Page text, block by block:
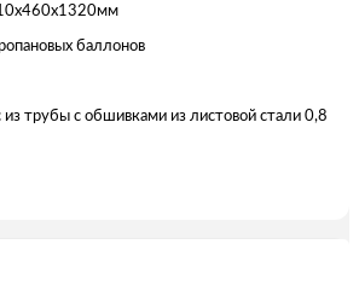
баллонов
из трубы с обшивками из листовой стали 0,8